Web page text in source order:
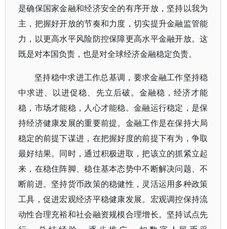
是确保国家金融和经济安全的有序开放，坚持以我为
主，把握好开放的节奏和力度，切实提升金融监管能
力，以更高水平风险防控保障更高水平金融开放。这
既是对本国负责，也是对全球经济金融稳定负责。
坚持稳中求进工作总基调，要求金融工作坚持稳
中求进、以进促稳、先立后破。金融稳，经济才能
稳，市场才能稳，人心才能稳。金融运行稳定，是保
持经济健康发展的重要前提。金融工作是在保持大局
稳定的前提下谋进，在把握好度的前提下有为，争取
最好结果。同时，通过积极进取，把该立的抓紧立起
来，在稳住阵脚、稳住基本态势中不断解决问题、不
断前进。坚持货币政策的稳健性，灵活运用多种政策
工具，促进宏观经济平稳健康发展。宏观调控保持流
动性合理充裕和社会融资规模合理增长。坚持试点先